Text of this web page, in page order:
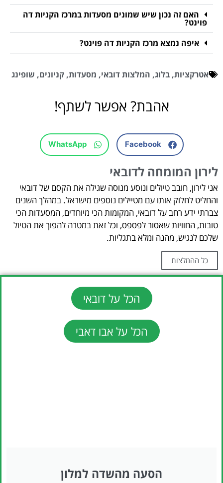
האם זה נכון שיש שמונים מסעדות במרכז הקניות דה
פוינט?
איפה נמצא מרכז הקניות דה פוינט?
אטרקציות, בלוג, המלצות דובאי, מסעדות, קניונים, שופינג
אהבת? אפשר לשתף!
Facebook
WhatsApp
לירון המומחה לדובאי
אני לירון, חובב טיולים ונוסע מנוסה שגילה את הקסם של דובאי
והחליט לחלוק אותו עם מטיילים נוספים מישראל. במהלך השנים
צברתי ידע רחב על דובאי, המקומות הכי מיוחדים, המסעדות הכי
טובות, החוויות שאסור לפספס, וכל זאת במטרה להפוך את הטיול
שלכם לנגיש, מהנה ומלא בתגליות.
כל ההמלצות
הכל על דובאי
הכל על אבו דאבי
הסעה מהשדה למלון